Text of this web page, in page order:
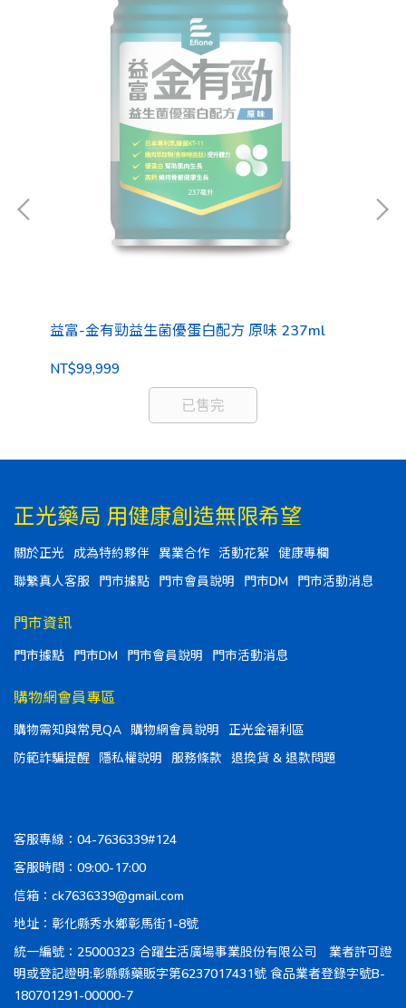
益富-金有勁益生菌優蛋白配方 原味 237ml
NT$99,999
已售完
正光藥局 用健康創造無限希望
關於正光 成為特約夥伴 異業合作 活動花絮
健康專欄
聯繫真人客服
門市據點 門市會員說明 門市DM 門市活動消息
門市資訊
門市據點 門市DM 門市會員說明 門市活動消息
購物網會員專區
購物需知與常見QA 購物網會員說明
正光金福利區
防範詐騙提醒
隱私權說明 服務條款 退換貨 & 退款問題
客服專線：04-7636339#124
客服時間：09:00-17:00
信箱：ck7636339@gmail.com
地址：彰化縣秀水鄉彰馬街1-8號
統一編號：25000323 合躍生活廣場事業股份有限公司 業者許可證
明或登記證明:彰縣縣藥販字第6237017431號 食品業者登錄字號B-
180701291-00000-7